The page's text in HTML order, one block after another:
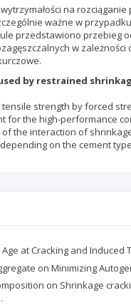
na
ważne w
przedstawiono przebieg
w
by restrained
strength by forced
the high-performance
the interaction of
on the cement
at Cracking and
on Minimizing
on Shrinkage